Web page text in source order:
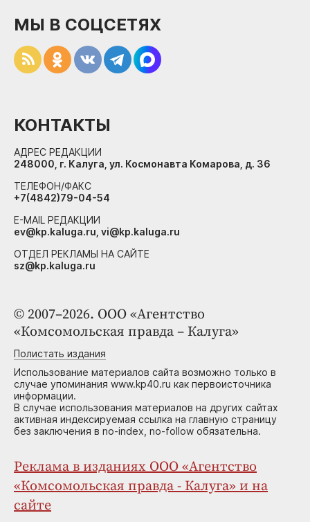
© 2007–2026. ООО «Агентство
«Комсомольская правда – Калуга»
Полистать издания
Использование материалов сайта возможно только в
случае упоминания www.kp40.ru как первоисточника
информации.
В случае использования материалов на других сайтах
активная индексируемая ссылка на главную страницу
без заключения в no-index, no-follow обязательна.
Реклама в изданиях ООО «Агентство
«Комсомольская правда - Калуга» и на
сайте
МЫ В СОЦСЕТЯХ
КОНТАКТЫ
АДРЕС РЕДАКЦИИ
248000, г. Калуга, ул. Космонавта Комарова, д. 36
ТЕЛЕФОН/ФАКС
+7(4842)79-04-54
E-MAIL РЕДАКЦИИ
ev@kp.kaluga.ru, vi@kp.kaluga.ru
ОТДЕЛ РЕКЛАМЫ НА САЙТЕ
sz@kp.kaluga.ru